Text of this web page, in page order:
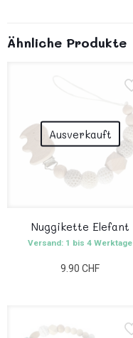
Ähnliche Produkte
Ausverkauft
Nuggikette Elefant
Versand: 1 bis 4 Werktage
9.90CHF